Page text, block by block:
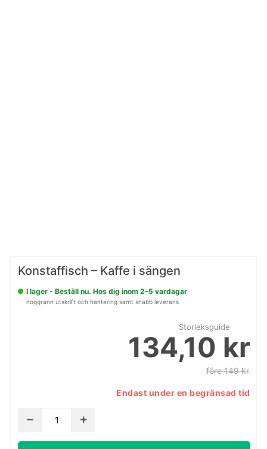
Konstaffisch – Kaffe i sängen
I lager - Beställ nu. Hos dig inom 2–5 vardagar
noggrann utskrift och hantering samt snabb leverans
Storleksguide
134,10 kr
före 149 kr
Endast under en begränsad tid
Konstaffisch
Kaffe